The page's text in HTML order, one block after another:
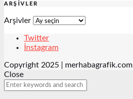
ARŞIVLER
Arşivler
Twitter
İnstagram
Copyright 2025 | merhabagrafik.com
Close